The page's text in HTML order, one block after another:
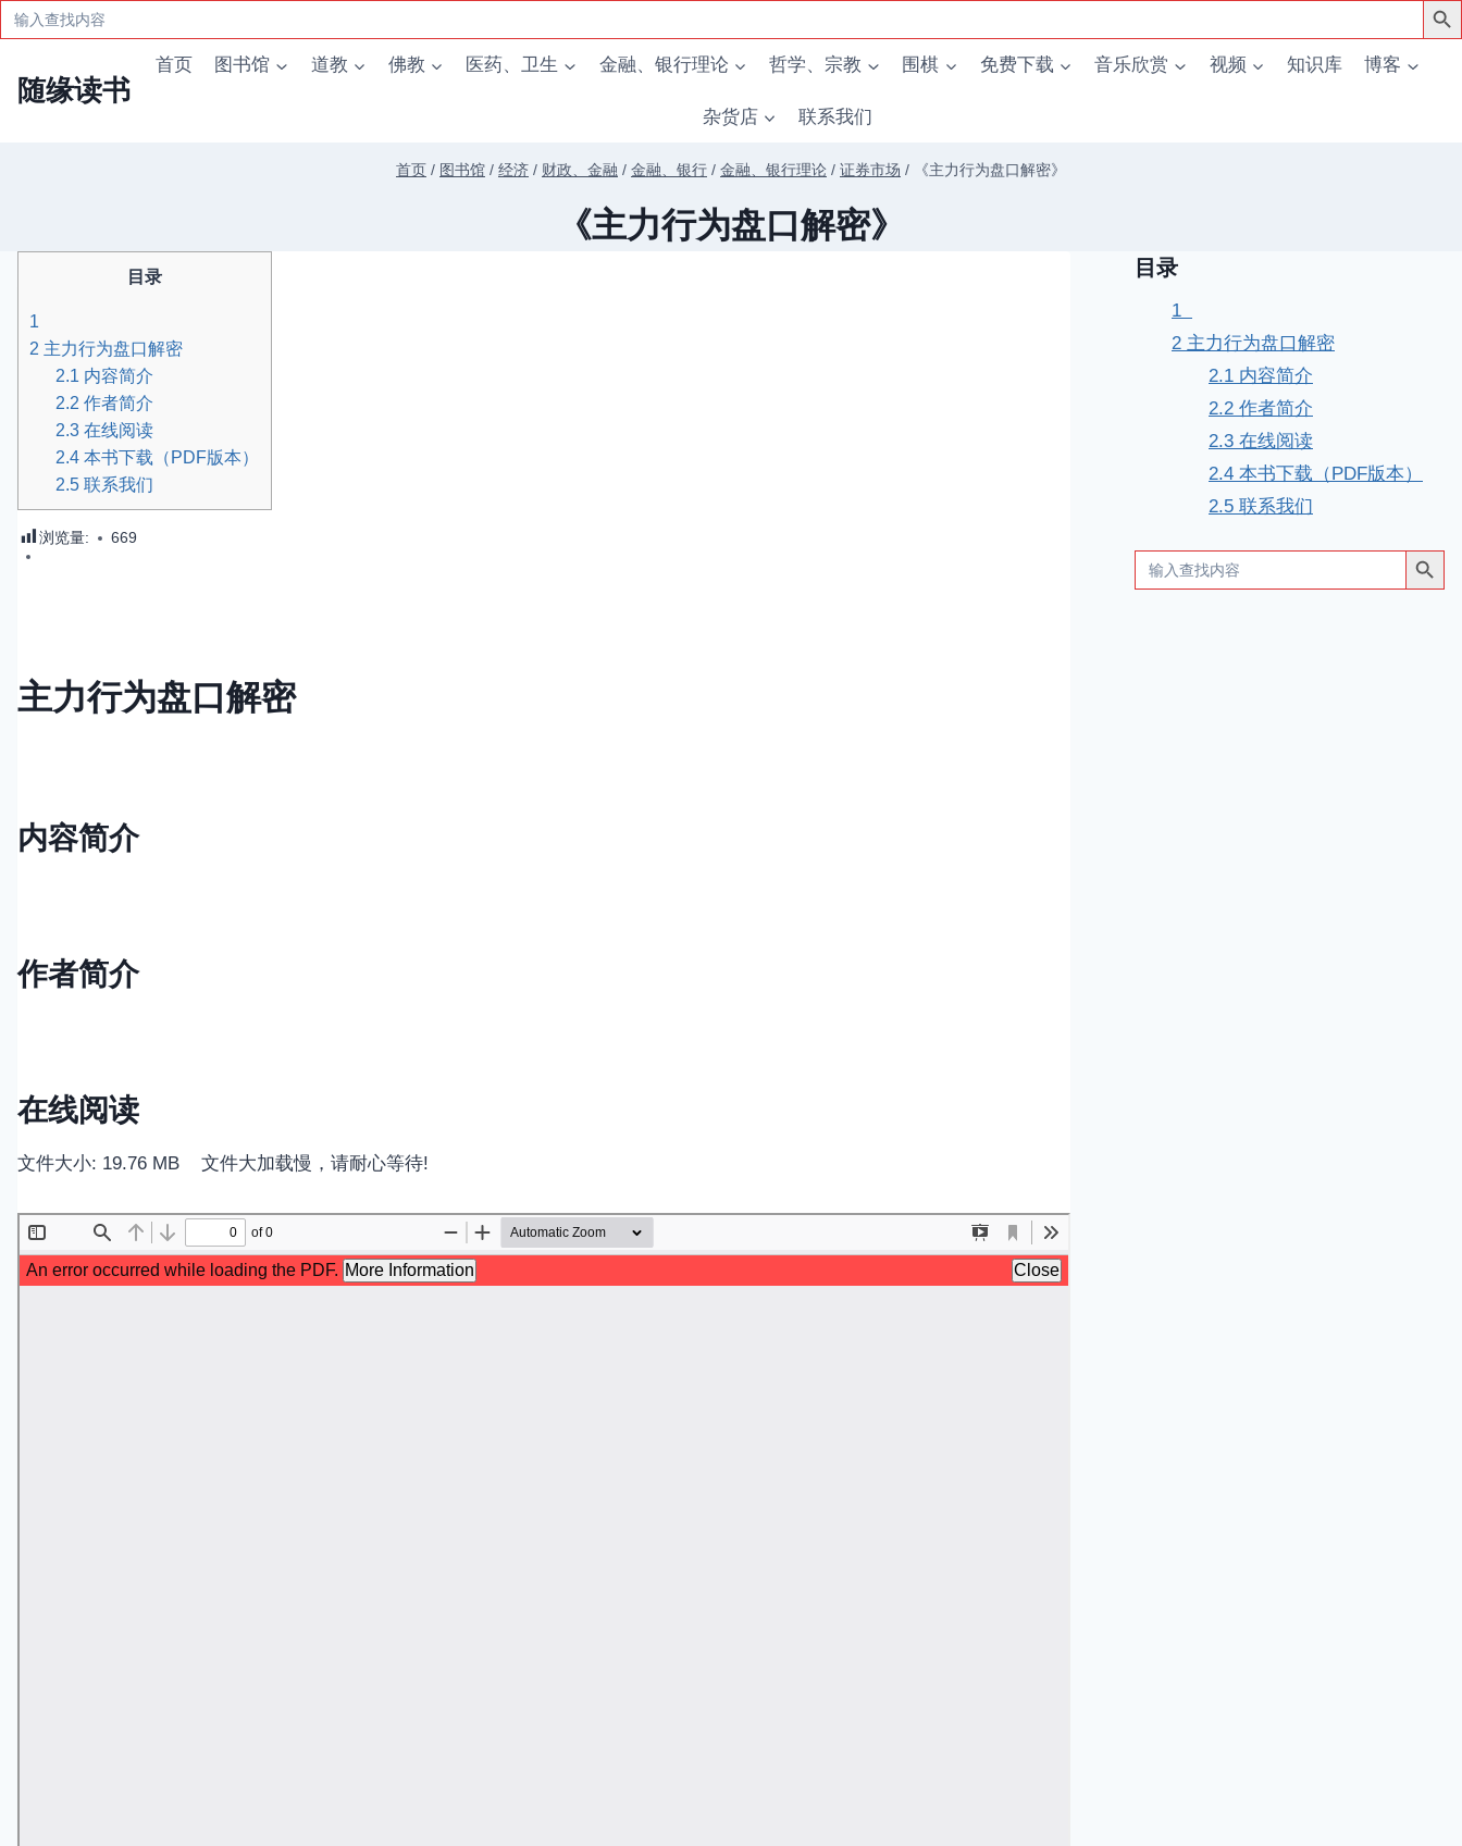
Search
for:
随缘读书
首页 图书馆 道教 佛教 医药、卫生 金融、银行理论 哲学、宗教 围棋 免费下载 音乐欣赏 视频 知识库 博客
杂货店 联系我们
首页 / 图书馆 / 经济 / 财政、金融 / 金融、银行 / 金融、银行理论 / 证券市场 / 《主力行为盘口解密》
《主力行为盘口解密》
目录
1
2 主力行为盘口解密
2.1 内容简介
2.2 作者简介
2.3 在线阅读
2.4 本书下载（PDF版本）
2.5 联系我们
浏览量: 669
主力行为盘口解密
内容简介
作者简介
在线阅读
文件大小: 19.76 MB 文件大加载慢，请耐心等待!
目录
1
2 主力行为盘口解密
2.1 内容简介
2.2 作者简介
2.3 在线阅读
2.4 本书下载（PDF版本）
2.5 联系我们
Search
for:
搜索按钮